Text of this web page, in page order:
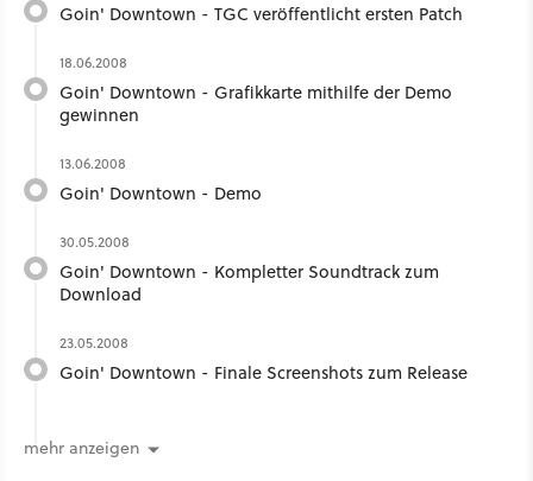
Goin' Downtown - TGC veröffentlicht ersten Patch
18.06.2008
Goin' Downtown - Grafikkarte mithilfe der Demo
gewinnen
13.06.2008
Goin' Downtown - Demo
30.05.2008
Goin' Downtown - Kompletter Soundtrack zum
Download
23.05.2008
Goin' Downtown - Finale Screenshots zum Release
mehr anzeigen